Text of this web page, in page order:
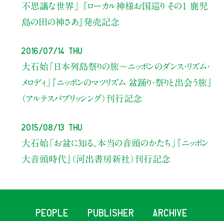
不思議な世界」
『ローカル神様お国巡り その１
鹿児
島の田の神さあ』発売記念
2016/07/14 Thu
大石始 「日本列島祭りの旅～ニッポンのダンス・リズム・
メロディ」
『ニッポンのマツリズム 盆踊り・祭りと出会う旅』
（アルテスパブリッシング）刊行記念
2015/08/13 Thu
大石始 「お盆に知る、本当の音頭のかたち」
『ニッポン
大音頭時代』（河出書房新社）刊行記念
PEOPLE PUBLISHER ARCHIVE